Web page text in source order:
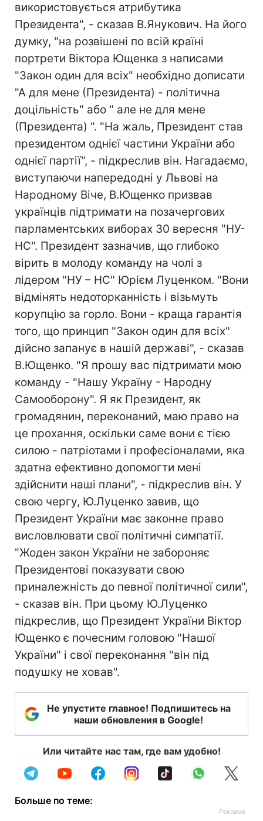
використовується атрибутика
Президента", - сказав В.Янукович. На його
думку, "на розвішені по всій країні
портрети Віктора Ющенка з написами
"Закон один для всіх" необхідно дописати
"А для мене (Президента) - політична
доцільність" або " але не для мене
(Президента) ". "На жаль, Президент став
президентом однієї частини України або
однієї партії", - підкреслив він. Нагадаємо,
виступаючи напередодні у Львові на
Народному Віче, В.Ющенко призвав
українців підтримати на позачергових
парламентських виборах 30 вересня "НУ-
НС". Президент зазначив, що глибоко
вірить в молоду команду на чолі з
лідером "НУ – НС" Юрієм Луценком. "Вони
відмінять недоторканність і візьмуть
корупцію за горло. Вони - краща гарантія
того, що принцип "Закон один для всіх"
дійсно запанує в нашій державі", - сказав
В.Ющенко. "Я прошу вас підтримати мою
команду - "Нашу Україну - Народну
Самооборону". Я як Президент, як
громадянин, переконаний, маю право на
це прохання, оскільки саме вони є тією
силою - патріотами і професіоналами, яка
здатна ефективно допомогти мені
здійснити наші плани", - підкреслив він. У
свою чергу, Ю.Луценко завив, що
Президент України має законне право
висловлювати свої політичні симпатії.
"Жоден закон України не забороняє
Президентові показувати свою
приналежність до певної політичної сили",
- сказав він. При цьому Ю.Луценко
підкреслив, що Президент України Віктор
Ющенко є почесним головою "Нашої
України" і свої переконання "він під
подушку не ховав".
Не упустите главное! Подпишитесь на
наши обновления в Google!
Или читайте нас там, где вам удобно!
Больше по теме: